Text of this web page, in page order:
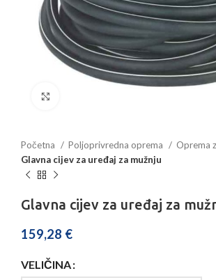
Početna Poljoprivredna oprema
Oprema
Glavna cijev za uređaj za mužnju
Glavna cijev za uređaj za
159,28 €
VELIČINA